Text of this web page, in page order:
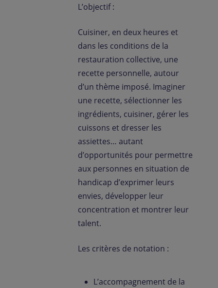
L’objectif :
Cuisiner, en deux heures et
dans les conditions de la
restauration collective, une
recette personnelle, autour
d’un thème imposé. Imaginer
une recette, sélectionner les
ingrédients, cuisiner, gérer les
cuissons et dresser les
assiettes… autant
d’opportunités pour permettre
aux personnes en situation de
handicap d’exprimer leurs
envies, développer leur
concentration et montrer leur
talent.
Les critères de notation :
L’accompagnement de la